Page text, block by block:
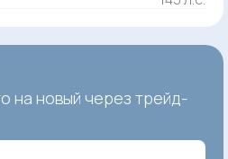
на новый через трейд-